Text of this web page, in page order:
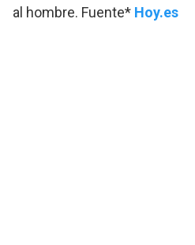
al hombre. Fuente* Hoy.es